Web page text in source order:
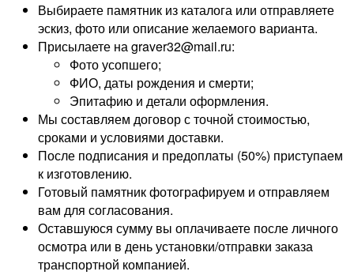
Выбираете памятник из каталога или отправляете
эскиз, фото или описание желаемого варианта.
Присылаете на graver32@mail.ru:
Фото усопшего;
ФИО, даты рождения и смерти;
Эпитафию и детали оформления.
Мы составляем договор с точной стоимостью,
сроками и условиями доставки.
После подписания и предоплаты (50%) приступаем
к изготовлению.
Готовый памятник фотографируем и отправляем
вам для согласования.
Оставшуюся сумму вы оплачиваете после личного
осмотра или в день установки/отправки заказа
транспортной компанией.